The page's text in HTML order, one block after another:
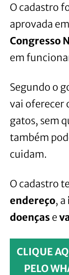
O cadastro
aprovada em
Congresso
em
Segundo o
vai oferecer
gatos, sem
também
cuidam.
O cadastro
endereço, a
doenças e
CLIQUE
PELO